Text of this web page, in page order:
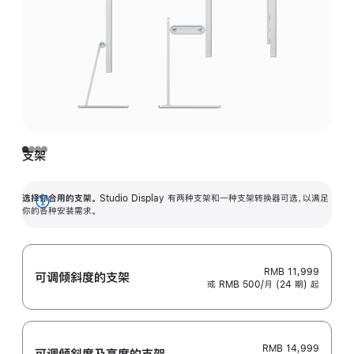
支架
选择你合用的支架。 Studio Display 有两种支架和一种支架转换器可选，以满足
你的各种安装需求。
展
可调倾斜度的支架
RMB 11,999
或 RMB 500/月 (24 期) 起
RMB 14,999